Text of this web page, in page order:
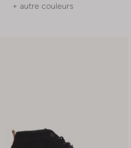
+ autre couleurs